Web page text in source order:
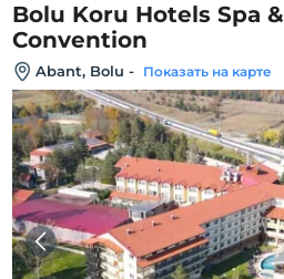
Bolu Koru Hotels Spa &
Convention
Abant, Bolu - Показать на карте